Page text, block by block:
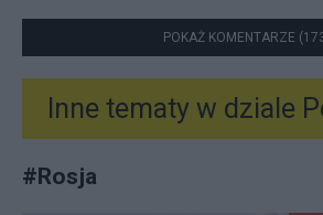
POKAŻ KOMENTARZE
Inne tematy w dziale
#Rosja